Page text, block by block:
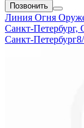
Позвонить
Линия Огня
Санкт-
Санкт-Петербург